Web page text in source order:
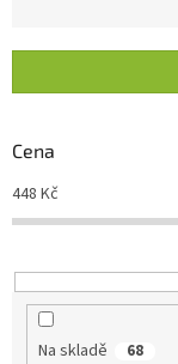
í
r
o
d
u
t
ů
Cena
448 Kč
Na skladě 68